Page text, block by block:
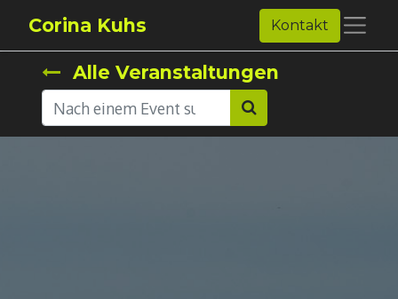
Corina Kuhs Kontakt
Alle Veranstaltungen